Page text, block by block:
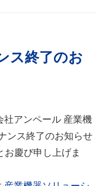
ス終了のお
社アンペール 産業機
終了のお知らせ
慶び申し上げま